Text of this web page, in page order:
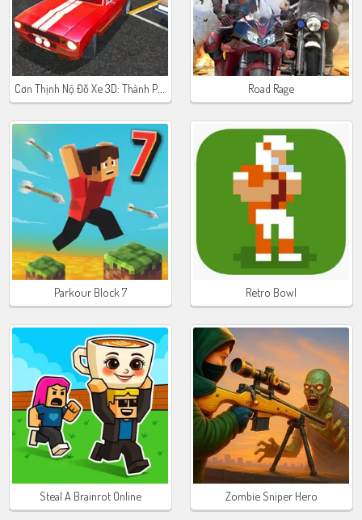
Road Rage
Parkour Block 7 Retro Bowl
Steal A Brainrot Online Zombie Sniper Hero